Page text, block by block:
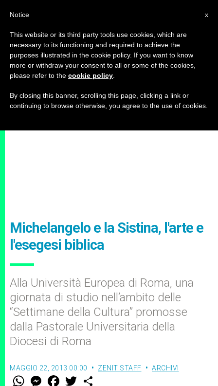
Michelangelo e la Sistina, l'arte e
l'esegesi biblica
Alla Università Europea di Roma, una
giornata di studio nell’ambito delle
“Settimane della Cultura” promosse
dalla Pastorale Universitaria della
Diocesi di Roma
MAGGIO 22, 2013 00:00 ZENIT STAFF ARCHIVI
W M F
x
Notice
This website or its third party tools use cookies, which are
necessary to its functioning and required to achieve the
purposes illustrated in the cookie policy. If you want to know
more or withdraw your consent to all or some of the cookies,
please refer to the cookie policy
By closing this banner, scrolling this page, clicking a link or
continuing to browse otherwise, you agree to the use of cookies.